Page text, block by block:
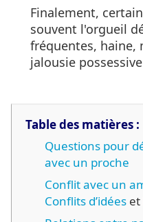
Finalement,
souvent l'orgueil
fréquentes, haine,
jalousie
Table des matières :
Questions pour
avec un proche
Conflit avec un
Conflits d’idées et